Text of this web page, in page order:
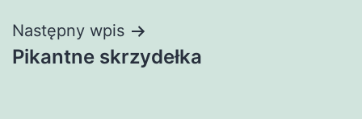
Następny wpis
Pikantne skrzydełka